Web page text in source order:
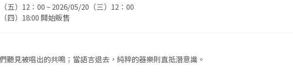
五）12：00 ~ 2026/05/20（三）12：00
四）18:00 開始販售
聽見被唱出的共鳴；當語言退去，純粹的器樂則直抵潛意識。